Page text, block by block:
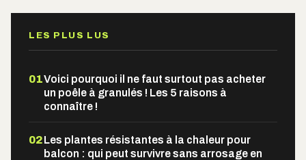
LES PLUS LUS
01Voici pourquoi il ne faut surtout pas acheter
un poêle à granulés ! Les 5 raisons à
connaître !
02Les plantes résistantes à la chaleur pour
balcon : qui peut survivre sans arrosage en